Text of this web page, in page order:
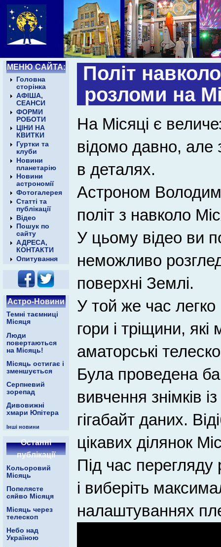
МЕНЮ САЙТА:
Головна
сторінка
АФІША,
СЕАНСИ
ФОРМИ
РОБОТИ
ЦІНИ НА
КВИТКИ
Гуртки та
клуби
Новини
планетарію
Новини
астрономії
Фотогалерея
Статті та
публікації
Відео
Пошук по
сайту
АДРЕСА,
КОНТАКТИ
Опитування
Астро-Новини
Темні таємниці
Місяця
Люди
повертаються
на Місяць!
Місяць остигає і
зменшується
Серпневий
зорепад
Дивовижні
хмари Юпітера
Інші новини
Останні
публікації
Кольоровий
Місяць
Попелясте
сяйво Місяця
Місяць через
телескоп
Небо над
Україною
Політ
розломи на
На Місяці є
відомо давно, але
в деталях.
Астроном
політ з навколо
У цьому відео ви
неможливо
поверхні Землі.
У той же час легко
гори і тріщини,
аматорські
Була проведена
вивчення знімків
гігабайт даних.
цікавих ділянок
Під час перегляду
і виберіть
налаштуваннях